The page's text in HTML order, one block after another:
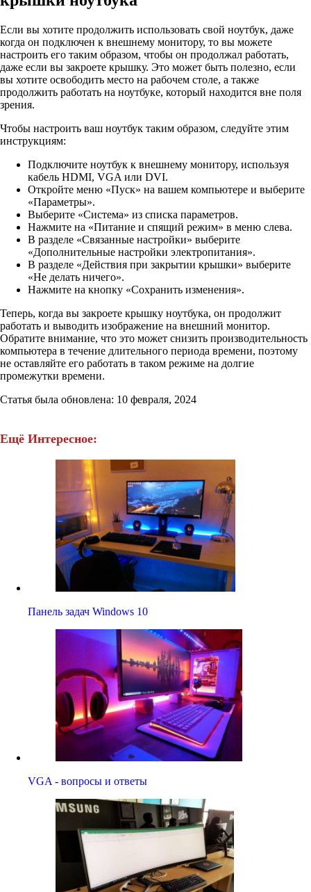
Если вы хотите продолжить использовать свой ноутбук, даже
когда он подключен к внешнему монитору, то вы можете
настроить его таким образом, чтобы он продолжал работать,
даже если вы закроете крышку. Это может быть полезно, если
вы хотите освободить место на рабочем столе, а также
продолжить работать на ноутбуке, который находится вне поля
зрения.
Чтобы настроить ваш ноутбук таким образом, следуйте этим
инструкциям:
Подключите ноутбук к внешнему монитору, используя
кабель HDMI, VGA или DVI.
Откройте меню «Пуск» на вашем компьютере и выберите
«Параметры».
Выберите «Система» из списка параметров.
Нажмите на «Питание и спящий режим» в меню слева.
В разделе «Связанные настройки» выберите
«Дополнительные настройки электропитания».
В разделе «Действия при закрытии крышки» выберите
«Не делать ничего».
Нажмите на кнопку «Сохранить изменения».
Теперь, когда вы закроете крышку ноутбука, он продолжит
работать и выводить изображение на внешний монитор.
Обратите внимание, что это может снизить производительность
компьютера в течение длительного периода времени, поэтому
не оставляйте его работать в таком режиме на долгие
промежутки времени.
Статья была обновлена: 10 февраля, 2024
Ещё Интересное:
Панель задач Windows 10
VGA - вопросы и ответы